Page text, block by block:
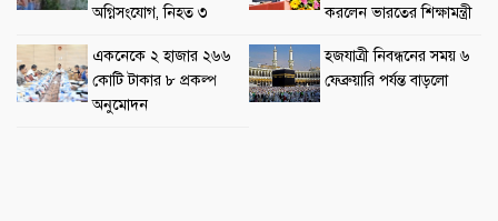
অগ্নিসংযোগ, নিহত ৩
করলেন ভারতের শিক্ষামন্ত্রী
একনেকে ২ হাজার ২৬৬
কোটি টাকার ৮ প্রকল্প
অনুমোদন
হজযাত্রী নিবন্ধনের সময় ৬
ফেব্রুয়ারি পর্যন্ত বাড়লো